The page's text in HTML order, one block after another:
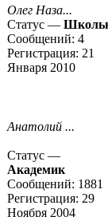
Олег Наза...
Статус —
Сообщений: 4
Регистрация: 21
Января 2010
Анатолий ...
Статус —
Академик
Сообщений: 1881
Регистрация: 29
Ноября 2004